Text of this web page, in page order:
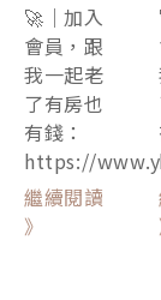
🚀｜加入
會員，跟
我一起老
了有房也
有錢：
https://
繼續閱讀
》